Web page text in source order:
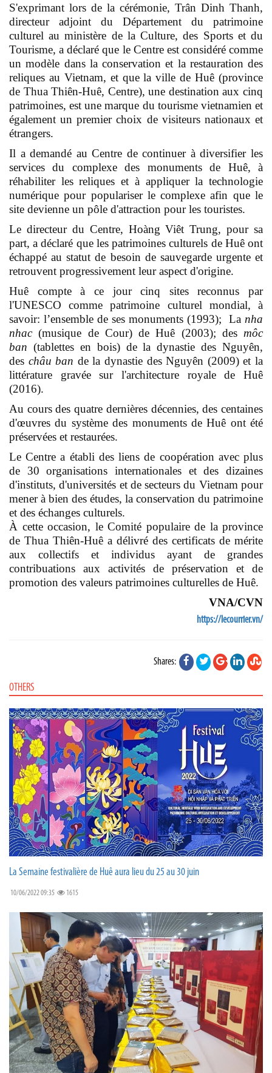
S'exprimant lors de la cérémonie, Trân Dinh Thanh,
directeur adjoint du Département du patrimoine
culturel au ministère de la Culture, des Sports et du
Tourisme, a déclaré que le Centre est considéré comme
un modèle dans la conservation et la restauration des
reliques au Vietnam, et que la ville de Huê (province
de Thua Thiên-Huê, Centre), une destination aux cinq
patrimoines, est une marque du tourisme vietnamien et
également un premier choix de visiteurs nationaux et
étrangers.
Il a demandé au Centre de continuer à diversifier les
services du complexe des monuments de Huê, à
réhabiliter les reliques et à appliquer la technologie
numérique pour populariser le complexe afin que le
site devienne un pôle d'attraction pour les touristes.
Le directeur du Centre, Hoàng Viêt Trung, pour sa
part, a déclaré que les patrimoines culturels de Huê ont
échappé au statut de besoin de sauvegarde urgente et
retrouvent progressivement leur aspect d'origine.
Huê compte à ce jour cinq sites reconnus par
l'UNESCO comme patrimoine culturel mondial, à
savoir: l’ensemble de ses monuments (1993); La nha
nhac(musique de Cour) de Huê (2003); des môc
ban (tablettes en bois) de la dynastie des Nguyên,
des châu ban de la dynastie des Nguyên (2009) et la
littérature gravée sur l'architecture royale de Huê
(2016).
Au cours des quatre dernières décennies, des centaines
d'œuvres du système des monuments de Huê ont été
préservées et restaurées.
Le Centre a établi des liens de coopération avec plus
de 30 organisations internationales et des dizaines
d'instituts, d'universités et de secteurs du Vietnam pour
mener à bien des études, la conservation du patrimoine
et des échanges culturels.
À cette occasion, le Comité populaire de la province
de Thua Thiên-Huê a délivré des certificats de mérite
aux collectifs et individus ayant de grandes
contribuations aux activités de préservation et de
promotion des valeurs patrimoines culturelles de Huê.
VNA/CVN
https://lecourrier.vn/
Shares:
OTHERS
La Semaine festivalière de Huê aura lieu du 25 au 30 juin
10/06/2022 09:35 1615